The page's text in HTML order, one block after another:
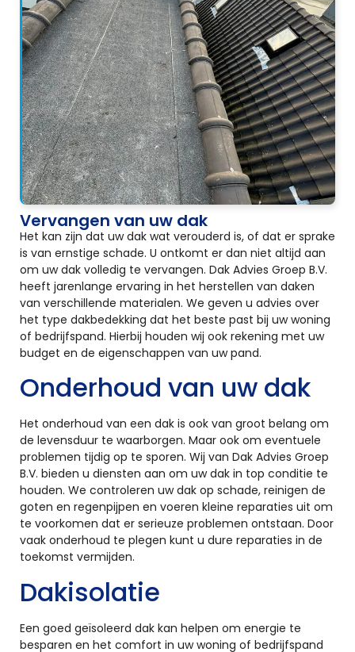
Vervangen van uw dak
Het kan zijn dat uw dak wat verouderd is, of dat er sprake
is van ernstige schade. U ontkomt er dan niet altijd aan
om uw dak volledig te vervangen. Dak Advies Groep B.V.
heeft jarenlange ervaring in het herstellen van daken
van verschillende materialen. We geven u advies over
het type dakbedekking dat het beste past bij uw woning
of bedrijfspand. Hierbij houden wij ook rekening met uw
budget en de eigenschappen van uw pand.
Onderhoud van uw dak
Het onderhoud van een dak is ook van groot belang om
de levensduur te waarborgen. Maar ook om eventuele
problemen tijdig op te sporen. Wij van Dak Advies Groep
B.V. bieden u diensten aan om uw dak in top conditie te
houden. We controleren uw dak op schade, reinigen de
goten en regenpijpen en voeren kleine reparaties uit om
te voorkomen dat er serieuze problemen ontstaan. Door
vaak onderhoud te plegen kunt u dure reparaties in de
toekomst vermijden.
Dakisolatie
Een goed geïsoleerd dak kan helpen om energie te
besparen en het comfort in uw woning of bedrijfspand